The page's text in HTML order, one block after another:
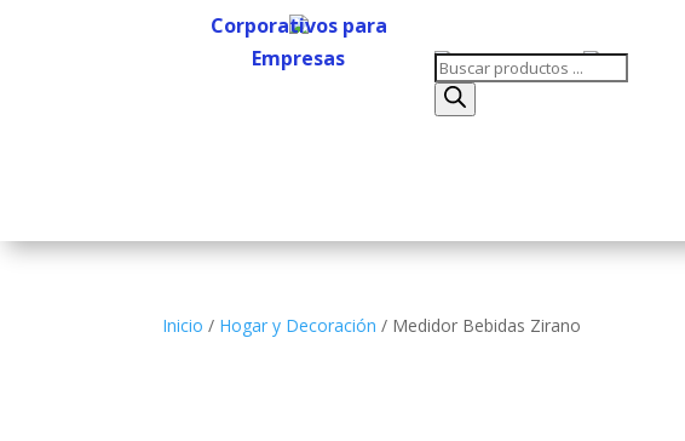
Corporativos para
Empresas
Búsqueda
de
productos
Inicio / Hogar y Decoración / Medidor Bebidas Zirano